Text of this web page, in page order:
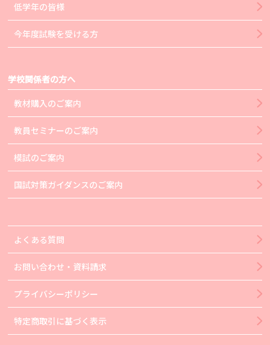
低学年の皆様
今年度試験を受ける方
学校関係者の方へ
教材購入のご案内
教員セミナーのご案内
模試のご案内
国試対策ガイダンスのご案内
よくある質問
お問い合わせ・資料請求
プライバシーポリシー
特定商取引に基づく表示